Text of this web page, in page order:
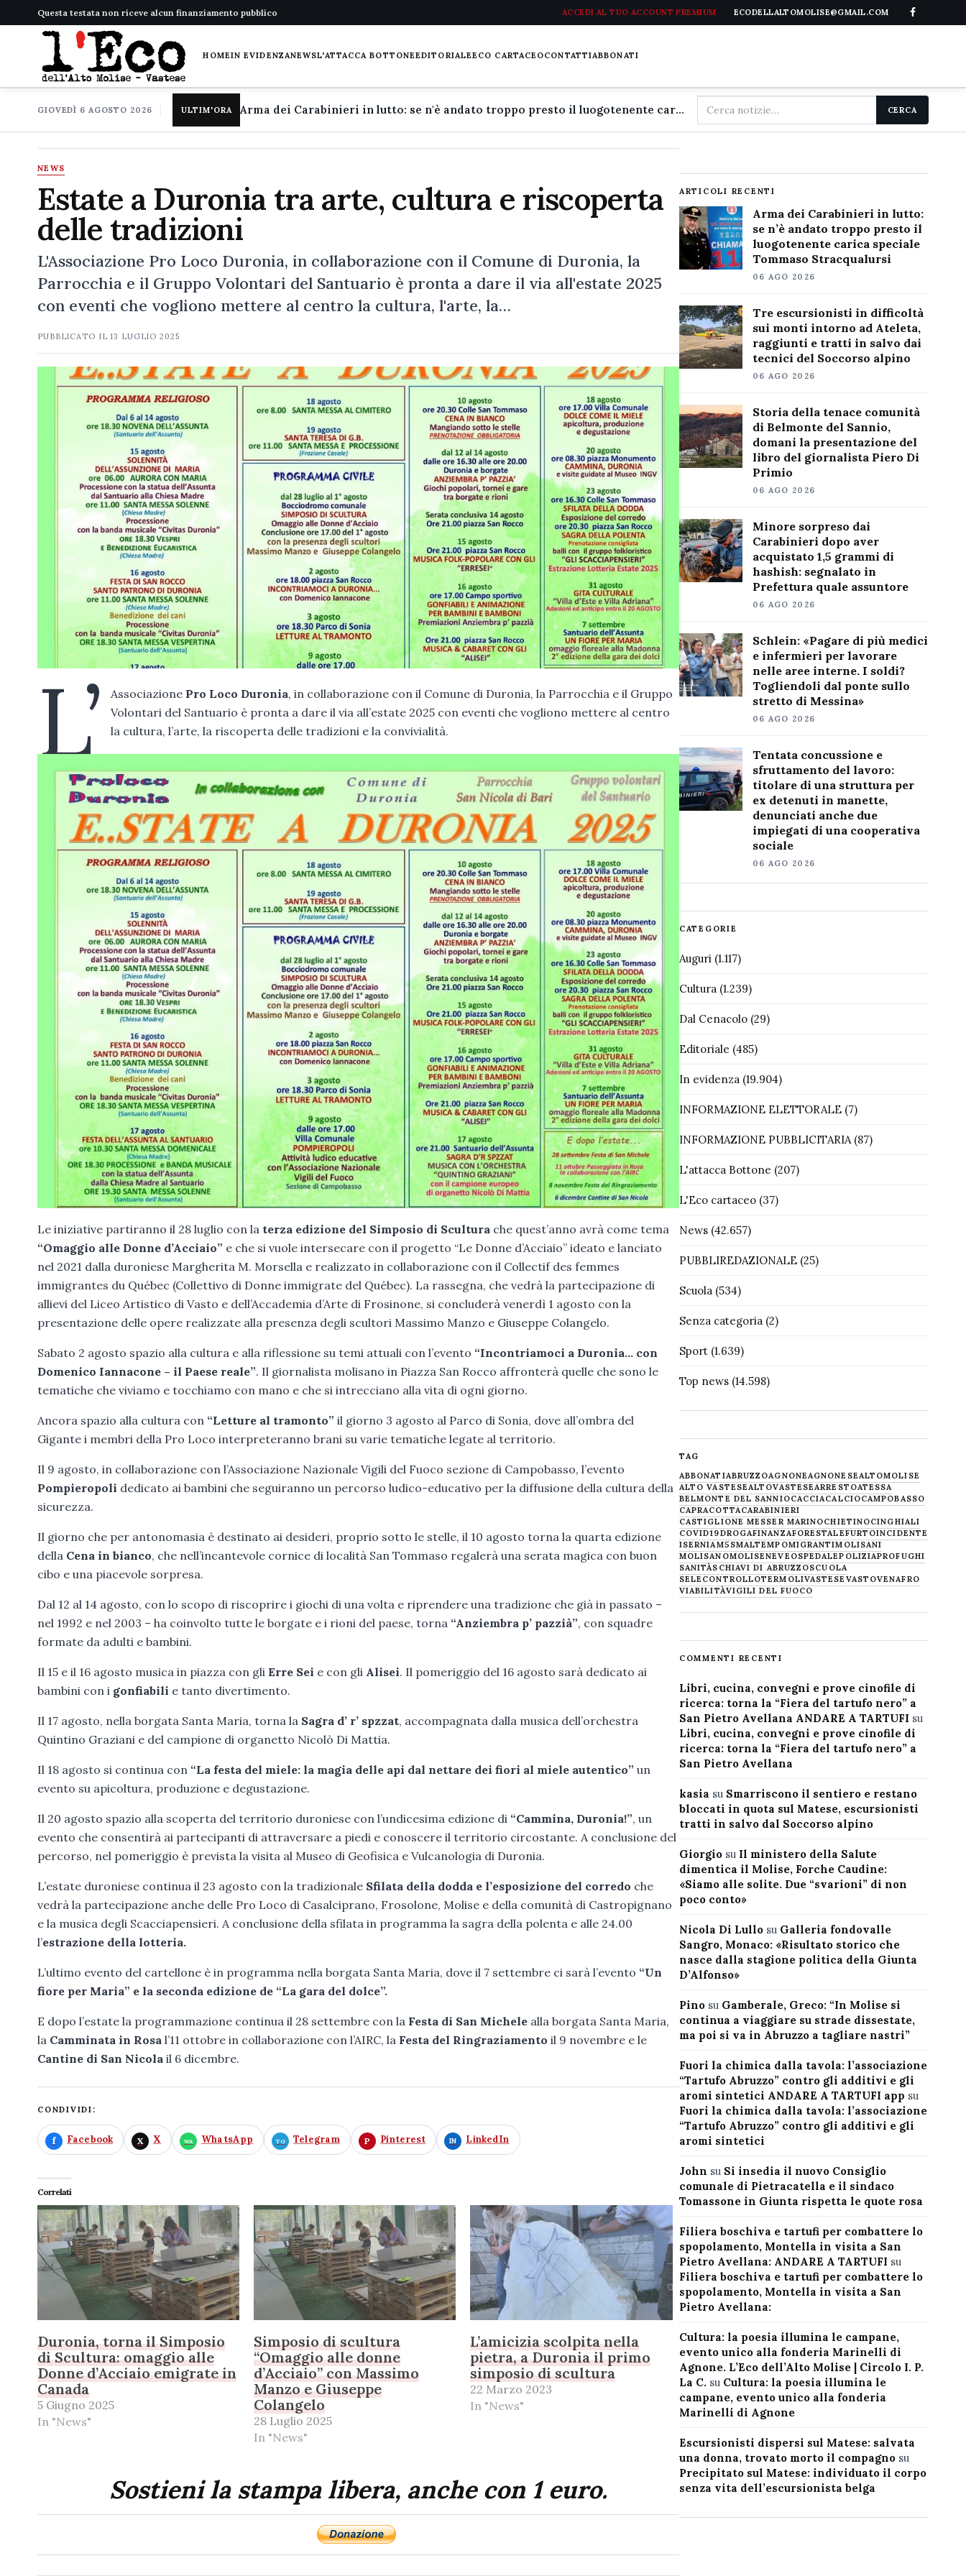
Questa testata non riceve alcun finanziamento pubblico ACCEDI AL TUO ACCOUNT PREMIUM ECODELLALTOMOLISE@GMAIL.COM
HOMEIN EVIDENZANEWSL'ATTACCA BOTTONEEDITORIALEECO CARTACEOCONTATTIABBONATI
GIOVEDÌ 6 AGOSTO 2026 ULTIM'ORA Arma dei Carabinieri in lutto: se n'è andato troppo presto il luogotenente carica speciale Tommaso Stracqualursi
Cerca
nel
CERCA
NEWS
Estate a Duronia tra arte, cultura e riscoperta
delle tradizioni
L'Associazione Pro Loco Duronia, in collaborazione con il Comune di Duronia, la
Parrocchia e il Gruppo Volontari del Santuario è pronta a dare il via all'estate 2025
con eventi che vogliono mettere al centro la cultura, l'arte, la…
PUBBLICATO IL13 LUGLIO 2025
L’ Associazione Pro Loco Duronia, in collaborazione con il Comune di Duronia, la Parrocchia e il Gruppo
Volontari del Santuario è pronta a dare il via all’estate 2025 con eventi che vogliono mettere al centro
la cultura, l’arte, la riscoperta delle tradizioni e la convivialità.
Le iniziative partiranno il 28 luglio con la terza edizione del Simposio di Scultura che quest’anno avrà come tema
“Omaggio alle Donne d’Acciaio” e che si vuole intersecare con il progetto “Le Donne d’Acciaio” ideato e lanciato
nel 2021 dalla duroniese Margherita M. Morsella e realizzato in collaborazione con il Collectif des femmes
immigrantes du Québec (Collettivo di Donne immigrate del Québec). La rassegna, che vedrà la partecipazione di
allievi del Liceo Artistico di Vasto e dell’Accademia d’Arte di Frosinone, si concluderà venerdì 1 agosto con la
presentazione delle opere realizzate alla presenza degli scultori Massimo Manzo e Giuseppe Colangelo.
Sabato 2 agosto spazio alla cultura e alla riflessione su temi attuali con l’evento “Incontriamoci a Duronia… con
Domenico Iannacone – il Paese reale”. Il giornalista molisano in Piazza San Rocco affronterà quelle che sono le
tematiche che viviamo e tocchiamo con mano e che si intrecciano alla vita di ogni giorno.
Ancora spazio alla cultura con “Letture al tramonto” il giorno 3 agosto al Parco di Sonia, dove all’ombra del
Gigante i membri della Pro Loco interpreteranno brani su varie tematiche legate al territorio.
Il 9 agosto, in collaborazione con l’Associazione Nazionale Vigili del Fuoco sezione di Campobasso, l’evento
Pompieropoli dedicato ai bambini che seguiranno un percorso ludico-educativo per la diffusione della cultura della
sicurezza.
Il giorno che per antonomasia è destinato ai desideri, proprio sotto le stelle, il 10 agosto torna la quarta edizione
della Cena in bianco, che nell’incantevole cornice di località San Tommaso regalerà una serata magica con buon
cibo e una piacevole sorpresa.
Dal 12 al 14 agosto, con lo scopo di riscoprire i giochi di una volta e riprendere una tradizione che già in passato –
nel 1992 e nel 2003 – ha coinvolto tutte le borgate e i rioni del paese, torna “Anziembra p’ pazzià”, con squadre
formate da adulti e bambini.
Il 15 e il 16 agosto musica in piazza con gli Erre Sei e con gli Alisei. Il pomeriggio del 16 agosto sarà dedicato ai
bambini con i gonfiabili e tanto divertimento.
Il 17 agosto, nella borgata Santa Maria, torna la Sagra d’ r’ spzzat, accompagnata dalla musica dell’orchestra
Quintino Graziani e del campione di organetto Nicolò Di Mattia.
Il 18 agosto si continua con “La festa del miele: la magia delle api dal nettare dei fiori al miele autentico” un
evento su apicoltura, produzione e degustazione.
Il 20 agosto spazio alla scoperta del territorio duroniese con l’undicesima edizione di “Cammina, Duronia!”, un
evento che consentirà ai partecipanti di attraversare a piedi e conoscere il territorio circostante. A conclusione del
percorso, nel pomeriggio è prevista la visita al Museo di Geofisica e Vulcanologia di Duronia.
L’estate duroniese continua il 23 agosto con la tradizionale Sfilata della dodda e l’esposizione del corredo che
vedrà la partecipazione anche delle Pro Loco di Casalciprano, Frosolone, Molise e della comunità di Castropignano
e la musica degli Scacciapensieri. A conclusione della sfilata in programma la sagra della polenta e alle 24.00
l’estrazione della lotteria.
L’ultimo evento del cartellone è in programma nella borgata Santa Maria, dove il 7 settembre ci sarà l’evento “Un
fiore per Maria” e la seconda edizione de “La gara del dolce”.
E dopo l’estate la programmazione continua il 28 settembre con la Festa di San Michele alla borgata Santa Maria,
la Camminata in Rosa l’11 ottobre in collaborazione con l’AIRC, la Festa del Ringraziamento il 9 novembre e le
Cantine di San Nicola il 6 dicembre.
CONDIVIDI:
Facebook X WhatsApp Telegram Pinterest LinkedIn
Correlati
Duronia, torna il Simposio
di Scultura: omaggio alle
Donne d’Acciaio emigrate in
Canada
5 Giugno 2025
In "News"
Simposio di scultura
“Omaggio alle donne
d’Acciaio” con Massimo
Manzo e Giuseppe
Colangelo
28 Luglio 2025
In "News"
L’amicizia scolpita nella
pietra, a Duronia il primo
simposio di scultura
22 Marzo 2023
In "News"
Sostieni la stampa libera, anche con 1 euro.
ARTICOLI RECENTI
Arma dei Carabinieri in lutto:
se n’è andato troppo presto il
luogotenente carica speciale
Tommaso Stracqualursi
06 AGO 2026
Tre escursionisti in difficoltà
sui monti intorno ad Ateleta,
raggiunti e tratti in salvo dai
tecnici del Soccorso alpino
06 AGO 2026
Storia della tenace comunità
di Belmonte del Sannio,
domani la presentazione del
libro del giornalista Piero Di
Primio
06 AGO 2026
Minore sorpreso dai
Carabinieri dopo aver
acquistato 1,5 grammi di
hashish: segnalato in
Prefettura quale assuntore
06 AGO 2026
Schlein: «Pagare di più medici
e infermieri per lavorare
nelle aree interne. I soldi?
Togliendoli dal ponte sullo
stretto di Messina»
06 AGO 2026
Tentata concussione e
sfruttamento del lavoro:
titolare di una struttura per
ex detenuti in manette,
denunciati anche due
impiegati di una cooperativa
sociale
06 AGO 2026
CATEGORIE
Auguri(1.117)
Cultura(1.239)
Dal Cenacolo(29)
Editoriale (485)
In evidenza(19.904)
INFORMAZIONE ELETTORALE(7)
INFORMAZIONE PUBBLICITARIA(87)
L'attacca Bottone (207)
L'Eco cartaceo(37)
News(42.657)
PUBBLIREDAZIONALE(25)
Scuola(534)
Senza categoria(2)
Sport(1.639)
Top news(14.598)
TAG
ABBONATIABRUZZOAGNONEAGNONESEALTOMOLISE
ALTO VASTESEALTOVASTESEARRESTOATESSA
BELMONTE DEL SANNIOCACCIACALCIOCAMPOBASSO
CAPRACOTTACARABINIERI
CASTIGLIONE MESSER MARINOCHIETINOCINGHIALI
COVID19DROGAFINANZAFORESTALEFURTOINCIDENTE
ISERNIAM5SMALTEMPOMIGRANTIMOLISANI
MOLISANOMOLISENEVE OSPEDALEPOLIZIAPROFUGHI
SANITÀSCHIAVI DI ABRUZZOSCUOLA
SELECONTROLLOTERMOLIVASTESE VASTOVENAFRO
VIABILITÀVIGILI DEL FUOCO
COMMENTI RECENTI
Libri, cucina, convegni e prove cinofile di
ricerca: torna la “Fiera del tartufo nero” a
San Pietro Avellana ANDARE A TARTUFI su
Libri, cucina, convegni e prove cinofile di
ricerca: torna la “Fiera del tartufo nero” a
San Pietro Avellana
kasia su Smarriscono il sentiero e restano
bloccati in quota sul Matese, escursionisti
tratti in salvo dal Soccorso alpino
Giorgiosu Il ministero della Salute
dimentica il Molise, Forche Caudine:
«Siamo alle solite. Due “svarioni” di non
poco conto»
Nicola Di Lullosu Galleria fondovalle
Sangro, Monaco: «Risultato storico che
nasce dalla stagione politica della Giunta
D’Alfonso»
Pinosu Gamberale, Greco: “In Molise si
continua a viaggiare su strade dissestate,
ma poi si va in Abruzzo a tagliare nastri”
Fuori la chimica dalla tavola: l’associazione
“Tartufo Abruzzo” contro gli additivi e gli
aromi sintetici ANDARE A TARTUFI app su
Fuori la chimica dalla tavola: l’associazione
“Tartufo Abruzzo” contro gli additivi e gli
aromi sintetici
John su Si insedia il nuovo Consiglio
comunale di Pietracatella e il sindaco
Tomassone in Giunta rispetta le quote rosa
Filiera boschiva e tartufi per combattere lo
spopolamento, Montella in visita a San
Pietro Avellana: ANDARE A TARTUFI su
Filiera boschiva e tartufi per combattere lo
spopolamento, Montella in visita a San
Pietro Avellana:
Cultura: la poesia illumina le campane,
evento unico alla fonderia Marinelli di
Agnone. L’Eco dell’Alto Molise | Circolo I. P.
La C. su Cultura: la poesia illumina le
campane, evento unico alla fonderia
Marinelli di Agnone
Escursionisti dispersi sul Matese: salvata
una donna, trovato morto il compagnosu
Precipitato sul Matese: individuato il corpo
senza vita dell’escursionista belga